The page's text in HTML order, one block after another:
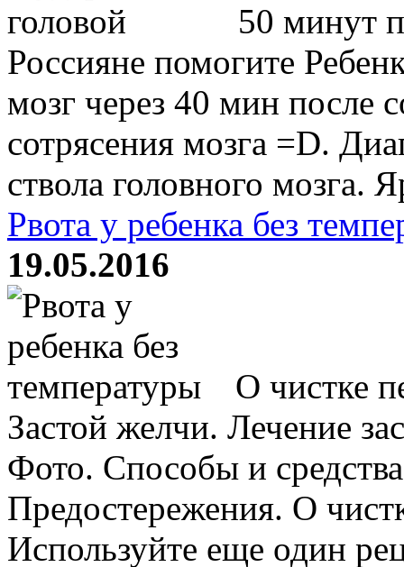
50 минут
Россияне помогите
мозг через 40 мин после
сотрясения мозга =D.
ствола головного мозга.
Рвота у ребенка без
19.05.2016
О чистке
Застой желчи. Лечение
Фото. Способы и
Предостережения. О
Используйте еще один